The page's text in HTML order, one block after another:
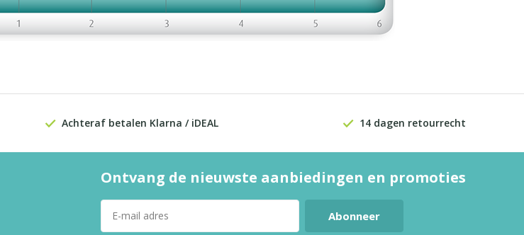
Achteraf betalen Klarna / iDEAL 14 dagen retourrecht
Ontvang de nieuwste aanbiedingen en promoties
Abonneer